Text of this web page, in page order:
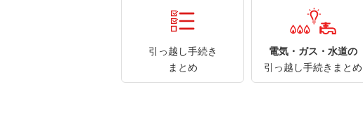
引っ越し手続き
まとめ
電気・ガス・水道の
引っ越し手続きまとめ